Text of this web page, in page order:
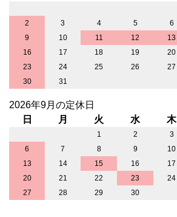
2
3 4 5 6
9
10 11 12 13
16
17 18 19 20
23
24 25 26 27
30
31
2026年9月の定休日
日
月 火 水 木
1 2 3
6
7 8 9 10
13
14 15 16 17
20
21 22 23 24
27
28 29 30